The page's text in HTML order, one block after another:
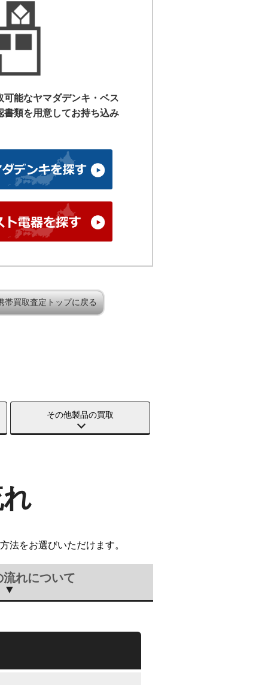
能なヤマダデンキ・ベス
書類を用意してお持ち込み
帯買取査定トップに戻る
その他製品の買取
法をお選びいただけます。
れについて